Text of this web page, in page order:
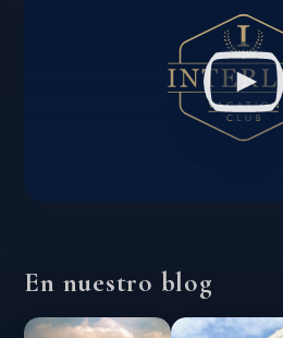
En nuestro blog